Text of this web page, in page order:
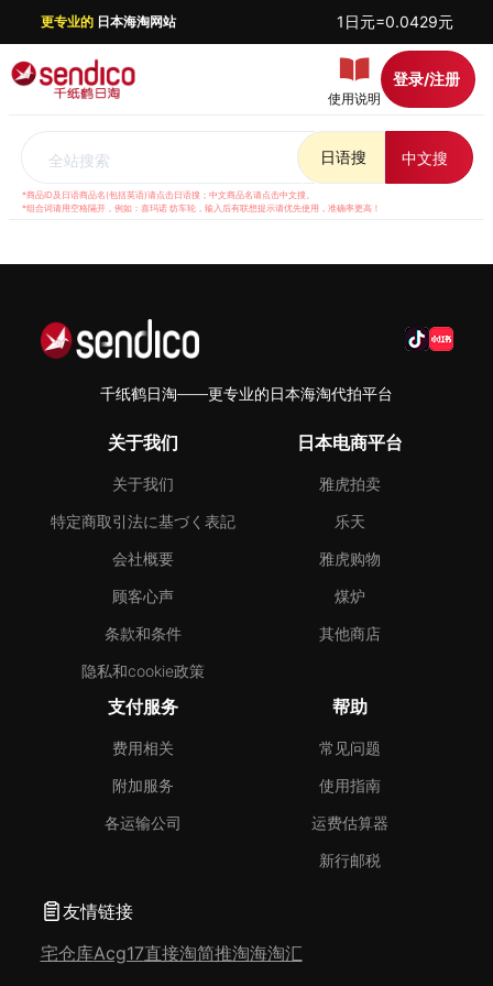
更专业的日本海淘网站 1日元=0.0429元
使用说明
登录/注册
全站搜索 日语搜 中文搜
*商品ID及日语商品名(包括英语)请点击日语搜；中文商品名请点击中文搜。
*组合词请用空格隔开，例如：喜玛诺 纺车轮，输入后有联想提示请优先使用，准确率更高！
千纸鹤日淘——更专业的日本海淘代拍平台
关于我们
关于我们
特定商取引法に基づく表記
会社概要
顾客心声
条款和条件
隐私和cookie政策
日本电商平台
雅虎拍卖
乐天
雅虎购物
煤炉
其他商店
支付服务
费用相关
附加服务
各运输公司
帮助
常见问题
使用指南
运费估算器
新行邮税
友情链接
宅仓库Acg17直接淘简推淘海淘汇